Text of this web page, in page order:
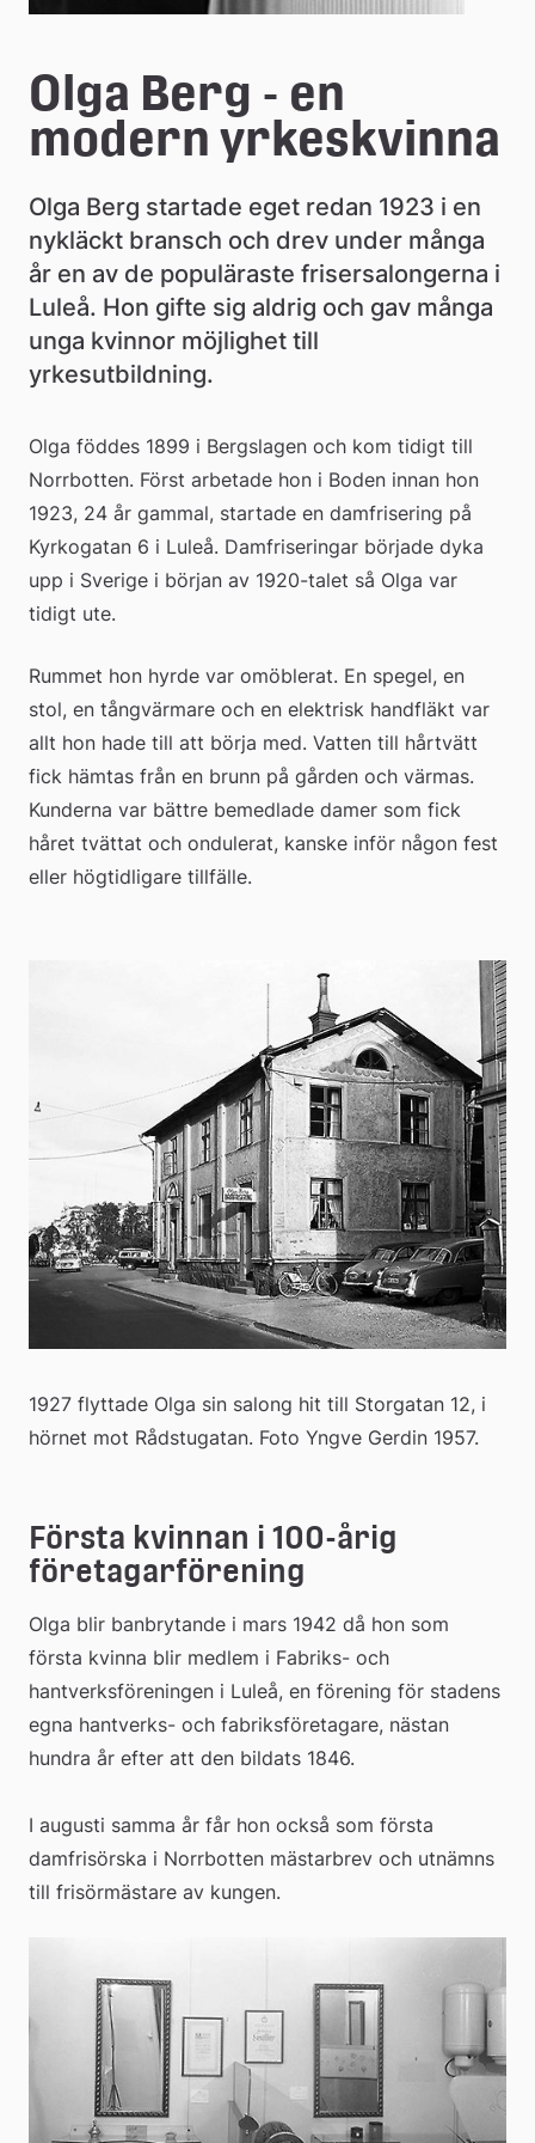
Olga Berg - en
modern yrkeskvinna
Olga Berg startade eget redan 1923 i en
nykläckt bransch och drev under många
år en av de populäraste frisersalongerna i
Luleå. Hon gifte sig aldrig och gav många
unga kvinnor möjlighet till
yrkesutbildning.
Olga föddes 1899 i Bergslagen och kom tidigt till
Norrbotten. Först arbetade hon i Boden innan hon
1923, 24 år gammal, startade en damfrisering på
Kyrkogatan 6 i Luleå. Damfriseringar började dyka
upp i Sverige i början av 1920-talet så Olga var
tidigt ute.
Rummet hon hyrde var omöblerat. En spegel, en
stol, en tångvärmare och en elektrisk handfläkt var
allt hon hade till att börja med. Vatten till hårtvätt
fick hämtas från en brunn på gården och värmas.
Kunderna var bättre bemedlade damer som fick
håret tvättat och ondulerat, kanske inför någon fest
eller högtidligare tillfälle.
1927 flyttade Olga sin salong hit till Storgatan 12, i
hörnet mot Rådstugatan. Foto Yngve Gerdin 1957.
Första kvinnan i 100-årig
företagarförening
Olga blir banbrytande i mars 1942 då hon som
första kvinna blir medlem i Fabriks- och
hantverksföreningen i Luleå, en förening för stadens
egna hantverks- och fabriksföretagare, nästan
hundra år efter att den bildats 1846.
I augusti samma år får hon också som första
damfrisörska i Norrbotten mästarbrev och utnämns
till frisörmästare av kungen.